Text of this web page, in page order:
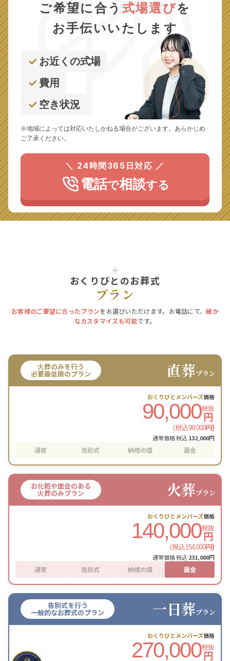
ご希望に合う 式場選びを
お手伝いいたします
お近くの式場
費用
空き状況
※地域によっては対応いたしかねる場合がございます。あらかじめ
ご了承ください。
＼ 24時間365日対応 ／
電話で相談する
おくりびとのお葬式
プラン
お客様のご要望に合ったプランをお選びいただけます。お電話にて、細か
なカスタマイズも可能です。
火葬のみを行う
必要最低限のプラン 直葬プラン
おくりびとメンバーズ価格
90,000税抜
円
(税込99,000円)
通常価格 税込132,000円
通夜 告別式 納棺の儀 面会
お化粧や面会のある
火葬のみプラン 火葬プラン
おくりびとメンバーズ価格
140,000税抜
円
(税込154,000円)
通常価格 税込231,000円
通夜 告別式 納棺の儀 面会
告別式を行う
一般的なお葬式のプラン 一日葬プラン
おくりびとメンバーズ価格
270,000税抜
円